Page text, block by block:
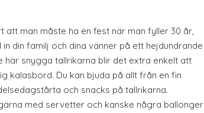
att man måste ha en fest när man fyller 30 år,
in din familj och dina vänner på ett hejdundrande
här snygga tallrikarna blir det extra enkelt att
kalasbord. Du kan bjuda på allt från en fin
och snacks på tallrikarna.
med servetter och kanske några ballonger